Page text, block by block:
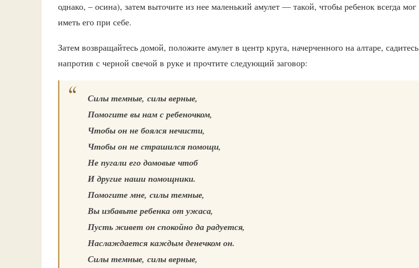
однако, – осина), затем выточите из нее маленький амулет — такой, чтобы ребенок всегда мог
иметь его при себе.
Затем возвращайтесь домой, положите амулет в центр круга, начерченного на алтаре, садитесь
напротив с черной свечой в руке и прочтите следующий заговор:
Силы темные, силы верные,
Помогите вы нам с ребеночком,
Чтобы он не боялся нечисти,
Чтобы он не страшился помощи,
Не пугали его домовые чтоб
И другие наши помощники.
Помогите мне, силы темные,
Вы избавьте ребенка от ужаса,
Пусть живет он спокойно да радуется,
Наслаждается каждым денечком он.
Силы темные, силы верные,